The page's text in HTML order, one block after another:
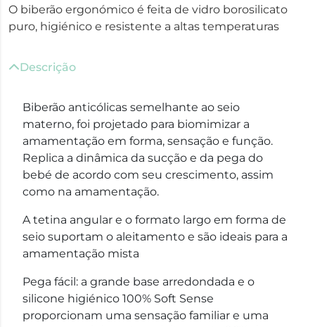
O biberão ergonómico é feita de vidro borosilicato
puro, higiénico e resistente a altas temperaturas
Descrição
Biberão anticólicas semelhante ao seio
materno, foi projetado para biomimizar a
amamentação em forma, sensação e função.
Replica a dinâmica da sucção e da pega do
bebé de acordo com seu crescimento, assim
como na amamentação.
A tetina angular e o formato largo em forma de
seio suportam o aleitamento e são ideais para a
amamentação mista
Pega fácil: a grande base arredondada e o
silicone higiénico 100% Soft Sense
proporcionam uma sensação familiar e uma